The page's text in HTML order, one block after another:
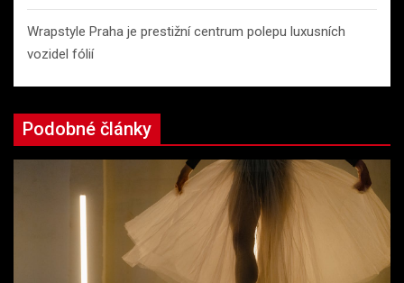
Wrapstyle Praha je prestižní centrum polepu luxusních
vozidel fólií
Podobné články